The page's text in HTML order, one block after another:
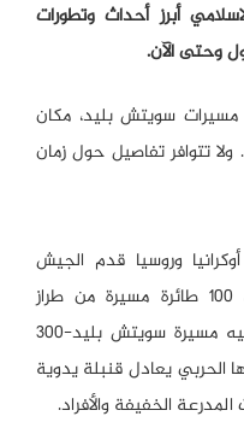
أبرز أحداث وتطورات
وحتى الآن.
مسيرات سويتش بليد، مكان
تتوافر تفاصيل حول زمان
وروسيا قدم الجيش
الأمريكي للجيش الأوكراني أكثر من 100 طائرة مسيرة من طراز
Switchblade 300. حيث يمكن توجيه مسيرة سويتش بليد-300
ورأسها الحربي يعادل قنبلة يدوية